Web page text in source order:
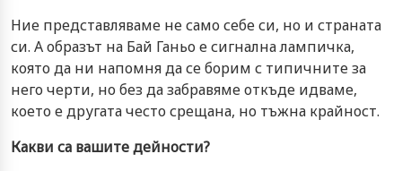
Ние представляваме не само себе си, но и страната
си. А образът на Бай Ганьо е сигнална лампичка,
която да ни напомня да се борим с типичните за
него черти, но без да забравяме откъде идваме,
което е другата често срещана, но тъжна крайност.
Какви са вашите дейности?